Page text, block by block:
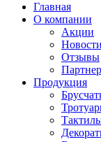
Главная
О компании
Акции
Новости
Отзывы
Продукция